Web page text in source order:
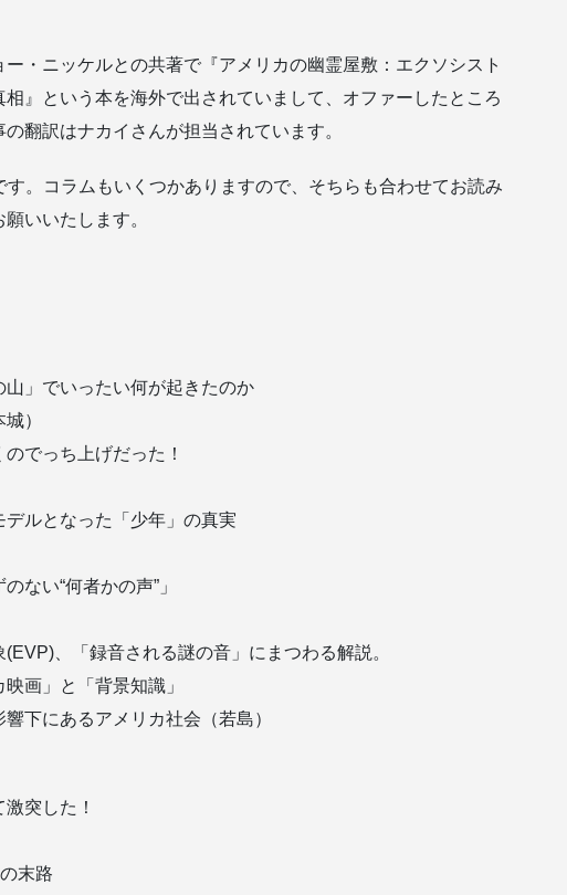
・ニッケルとの共著で『アメリカの幽霊屋敷：エクソシスト
』という本を海外で出されていまして、オファーしたところ
翻訳はナカイさんが担当されています。
。コラムもいくつかありますので、そちらも合わせてお読み
いいたします。
」でいったい何が起きたのか
）
でっち上げだった！
ルとなった「少年」の真実
ない“何者かの声”」
、「録音される謎の音」にまつわる解説。
画」と「背景知識」
下にあるアメリカ社会（若島）
突した！
末路